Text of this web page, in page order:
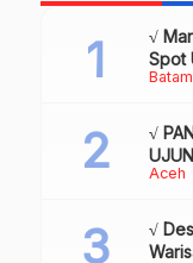
Batam
√
Spot
Aceh
√
√